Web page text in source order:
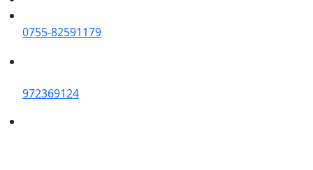
0755-82591179
972369124